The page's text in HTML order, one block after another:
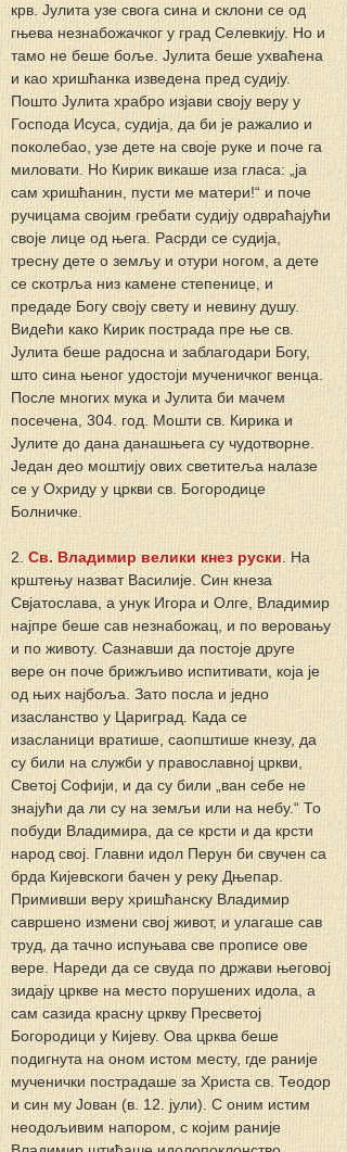
крв. Јулита узе свога сина и склони се од
гњева незнабожачког у град Селевкију. Но и
тамо не беше боље. Јулита беше ухваћена
и као хришћанка изведена пред судију.
Пошто Јулита храбро изјави своју веру у
Господа Исуса, судија, да би је ражалио и
поколебао, узе дете на своје руке и поче га
миловати. Но Кирик викаше иза гласа: „ја
сам хришћанин, пусти ме матери!“ и поче
ручицама својим гребати судију одвраћајући
своје лице од њега. Расрди се судија,
тресну дете о земљу и отури ногом, а дете
се скотрља низ камене степенице, и
предаде Богу своју свету и невину душу.
Видећи како Кирик пострада пре ње св.
Јулита беше радосна и заблагодари Богу,
што сина њеног удостоји мученичког венца.
После многих мука и Јулита би мачем
посечена, 304. год. Мошти св. Кирика и
Јулите до дана данашњега су чудотворне.
Један део моштију ових светитеља налазе
се у Охриду у цркви св. Богородице
Болничке.
2. Св. Владимир велики кнез руски . На
крштењу назват Василије. Син кнеза
Свјатослава, а унук Игора и Олге, Владимир
најпре беше сав незнабожац, и по веровању
и по животу. Сазнавши да постоје друге
вере он поче брижљиво испитивати, која је
од њих најбоља. Зато посла и једно
изасланство у Цариград. Када се
изасланици вратише, саопштише кнезу, да
су били на служби у православној цркви,
Светој Софији, и да су били „ван себе не
знајући да ли су на земљи или на небу.“ То
побуди Владимира, да се крсти и да крсти
народ свој. Главни идол Перун би свучен са
брда Кијевскоги бачен у реку Дњепар.
Примивши веру хришћанску Владимир
савршено измени свој живот, и улагаше сав
труд, да тачно испуњава све прописе ове
вере. Нареди да се свуда по држави његовој
зидају цркве на место порушених идола, а
сам сазида красну цркву Пресветој
Богородици у Кијеву. Ова црква беше
подигнута на оном истом месту, где раније
мученички пострадаше за Христа св. Теодор
и син му Јован (в. 12. јули). С оним истим
неодољивим напором, с којим раније